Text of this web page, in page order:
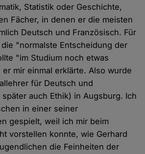
Statistik oder Geschichte,
Fächer, in denen er die meisten
Deutsch und Französisch. Für
"normalste Entscheidung der
"im Studium noch etwas
mir einmal erklärte. Also wurde
für Deutsch und
auch Ethik) in Augsburg. Ich
in einer seiner
gespielt, weil ich mir beim
vorstellen konnte, wie Gerhard
die Feinheiten der